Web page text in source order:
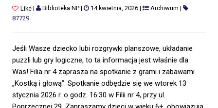
Like| Biblioteka NP| 14 kwietnia, 2026| Archiwum |
87729
Jeśli Wasze dziecko lubi rozgrywki planszowe, układanie
puzzli lub gry logiczne, to ta informacja jest właśnie dla
Was! Filia nr 4 zaprasza na spotkanie z grami i zabawami
„Kostką i głową”. Spotkanie odbędzie się we wtorek 13
stycznia 2026 r. o godz. 16:30 w Filii nr 4, przy ul.